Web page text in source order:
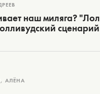
наш миляга?
сценарий
АЛЁНА